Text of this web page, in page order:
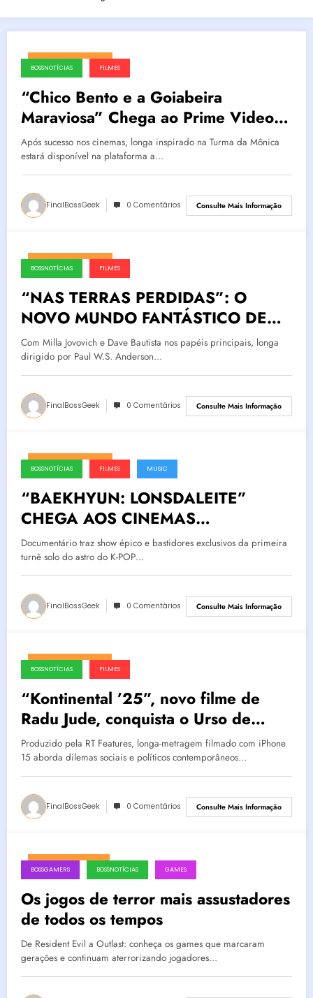
fevereiro 26, 2025
BOSSNOTÍCIAS FILMES
“Chico Bento e a Goiabeira
Maraviosa” Chega ao Prime Video
em Março
Após sucesso nos cinemas, longa inspirado na Turma da Mônica
estará disponível na plataforma a…
FinalBossGeek 0 Comentários Consulte Mais Informação
fevereiro 26, 2025
BOSSNOTÍCIAS FILMES
“NAS TERRAS PERDIDAS”: O
NOVO MUNDO FANTÁSTICO DE
GEORGE R.R. MARTIN CHEGA
AOS CINEMAS
Com Milla Jovovich e Dave Bautista nos papéis principais, longa
dirigido por Paul W.S. Anderson…
FinalBossGeek 0 Comentários Consulte Mais Informação
fevereiro 25, 2025
BOSSNOTÍCIAS FILMES MUSIC
“BAEKHYUN: LONSDALEITE”
CHEGA AOS CINEMAS
BRASILEIROS EM 6 DE MARÇO
Documentário traz show épico e bastidores exclusivos da primeira
turnê solo do astro do K-POP…
FinalBossGeek 0 Comentários Consulte Mais Informação
fevereiro 24, 2025
BOSSNOTÍCIAS FILMES
“Kontinental ’25”, novo filme de
Radu Jude, conquista o Urso de
Prata de Melhor Roteiro no Festival
de Berlim
Produzido pela RT Features, longa-metragem filmado com iPhone
15 aborda dilemas sociais e políticos contemporâneos…
FinalBossGeek 0 Comentários Consulte Mais Informação
fevereiro 21, 2025
BOSSGAMERS BOSSNOTÍCIAS GAMES
Os jogos de terror mais assustadores
de todos os tempos
De Resident Evil a Outlast: conheça os games que marcaram
gerações e continuam aterrorizando jogadores…